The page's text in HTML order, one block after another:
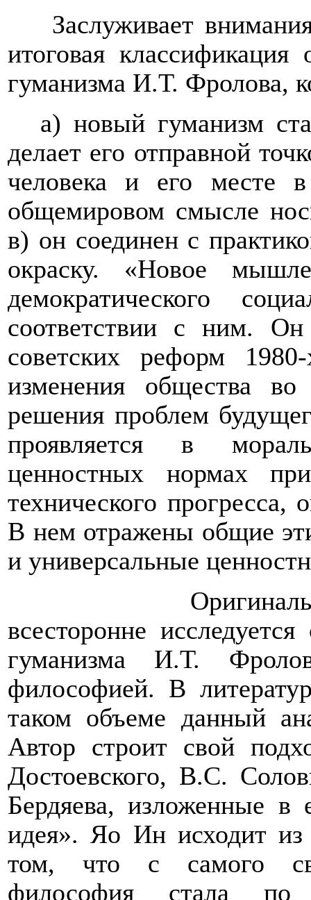
Заслуживает
итоговая
гуманизма И.Т. Фролова,
а) новый гуманизм
делает его отправной
человека и его месте
общемировом смысле
в) он соединен с
окраску. «Новое
демократического
соответствии с ним. Он
советских реформ
изменения общества
решения проблем
проявляется в
ценностных нормах
технического
В нем отражены общие
и универсальные
О
всесторонне
гуманизма И.Т.
философией. В
таком объеме данный
Автор строит свой
Достоевского, В.С.
Бердяева, изложенные в
идея». Яо Ин исходит
том, что с самого
философия стала по